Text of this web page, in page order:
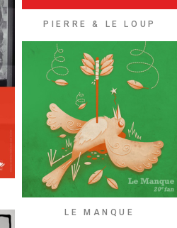
PIERRE & LE LOUP
LE MANQUE